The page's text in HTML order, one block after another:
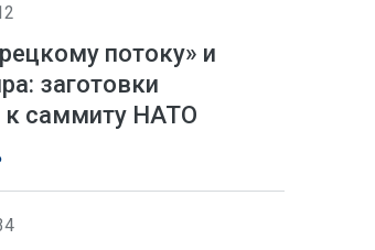
потоку» и
заготовки
к саммиту НАТО